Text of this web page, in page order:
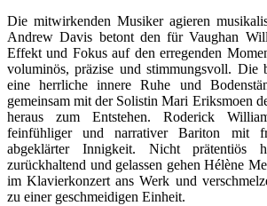
Die mitwirkenden Musiker agieren
Andrew Davis betont den für Vaughan
Effekt und Fokus auf den erregenden
voluminös, präzise und stimmungsvoll. Die
eine herrliche innere Ruhe und
gemeinsam mit der Solistin Mari Eriksmoen
heraus zum Entstehen. Roderick
feinfühliger und narrativer Bariton mit
abgeklärter Innigkeit. Nicht prätentiös
zurückhaltend und gelassen gehen Hélène
im Klavierkonzert ans Werk und
zu einer geschmeidigen Einheit.